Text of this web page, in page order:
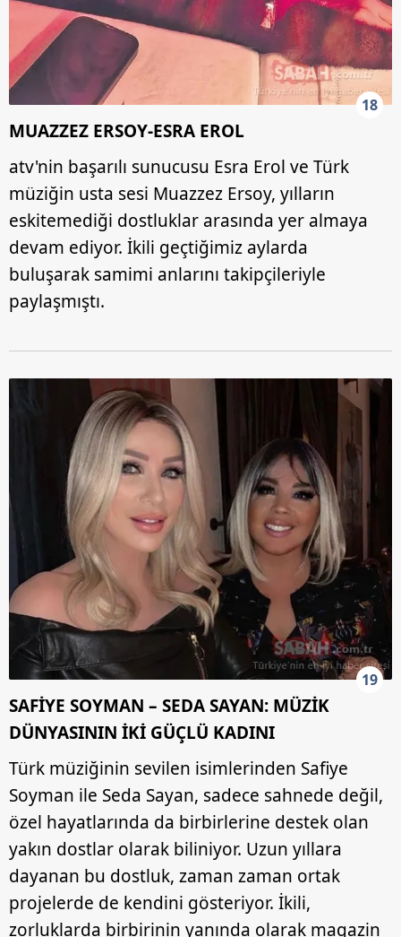
18
MUAZZEZ ERSOY-ESRA EROL
atv'nin başarılı sunucusu Esra Erol ve Türk
müziğin usta sesi Muazzez Ersoy, yılların
eskitemediği dostluklar arasında yer almaya
devam ediyor. İkili geçtiğimiz aylarda
buluşarak samimi anlarını takipçileriyle
paylaşmıştı.
19
SAFİYE SOYMAN – SEDA SAYAN: MÜZİK
DÜNYASININ İKİ GÜÇLÜ KADINI
Türk müziğinin sevilen isimlerinden Safiye
Soyman ile Seda Sayan, sadece sahnede değil,
özel hayatlarında da birbirlerine destek olan
yakın dostlar olarak biliniyor. Uzun yıllara
dayanan bu dostluk, zaman zaman ortak
projelerde de kendini gösteriyor. İkili,
zorluklarda birbirinin yanında olarak magazin